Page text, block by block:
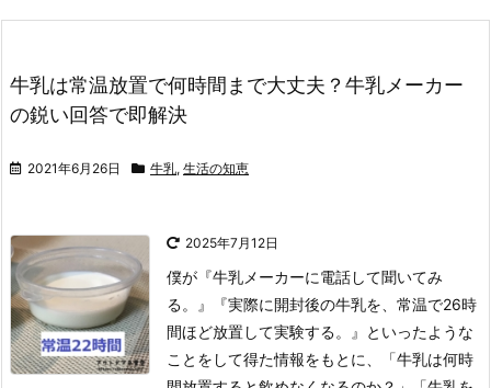
牛乳は常温放置で何時間まで大丈夫？牛乳メーカー
の鋭い回答で即解決
2021年6月26日 牛乳, 生活の知恵
2025年7月12日
僕が『牛乳メーカーに電話して聞いてみ
る。』『実際に開封後の牛乳を、常温で26時
間ほど放置して実験する。』といったような
ことをして得た情報をもとに、「牛乳は何時